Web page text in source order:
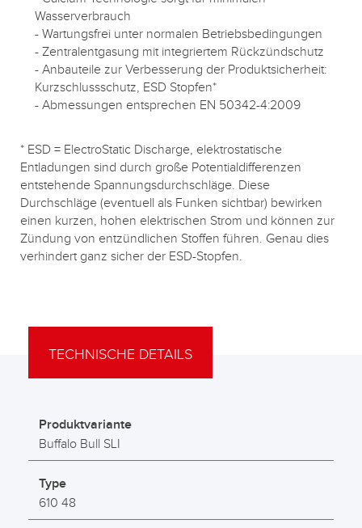
Wasserverbrauch
- Wartungsfrei unter normalen Betriebsbedingungen
- Zentralentgasung mit integriertem Rückzündschutz
- Anbauteile zur Verbesserung der Produktsicherheit:
Kurzschlussschutz, ESD Stopfen*
- Abmessungen entsprechen EN 50342-4:2009
* ESD = ElectroStatic Discharge, elektrostatische
Entladungen sind durch große Potentialdifferenzen
entstehende Spannungsdurchschläge. Diese
Durchschläge (eventuell als Funken sichtbar) bewirken
einen kurzen, hohen elektrischen Strom und können zur
Zündung von entzündlichen Stoffen führen. Genau dies
verhindert ganz sicher der ESD-Stopfen.
TECHNISCHE DETAILS
Produktvariante
Buffalo Bull SLI
Type
610 48